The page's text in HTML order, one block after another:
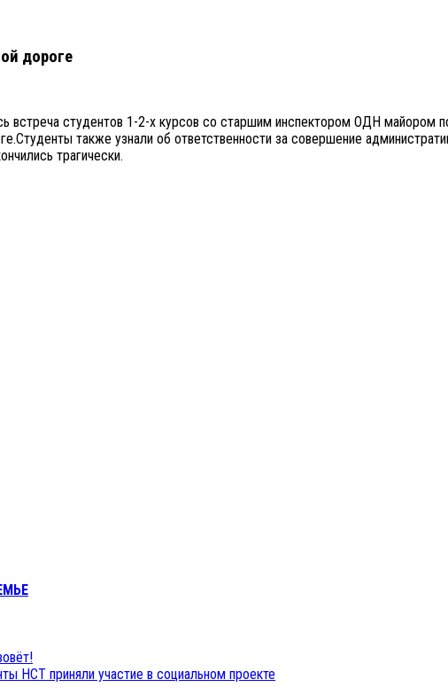
дороге
встреча студентов 1-2-х курсов со старшим инспектором ОДН
также узнали об ответственности за совершение
трагически.
НСТ приняли участие в социальном проекте